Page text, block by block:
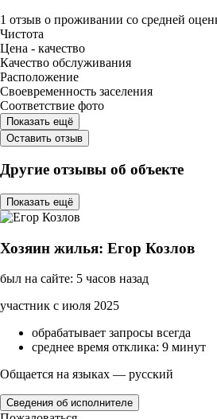
1 отзыв о проживании со средней
Чистота
Цена - качество
Качество обслуживания
Расположение
Своевременность заселения
Соответствие фото
Показать ещё
Оставить отзыв
Другие отзывы об объекте
Показать ещё
Хозяин жилья: Егор Козлов
был на сайте: 5 часов назад
участник с июля 2025
обрабатывает запросы всегда
среднее время отклика: 9 минут
Общается на языках — русский
Сведения об исполнителе